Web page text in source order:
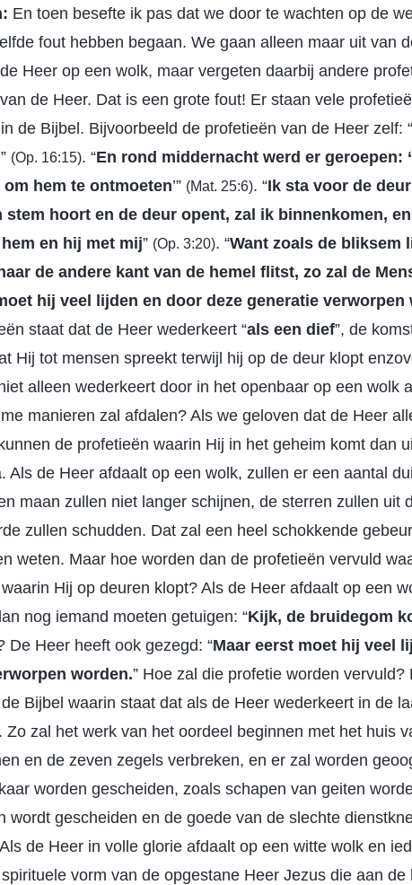
En toen besefte ik pas dat we door te wachten op de
fout hebben begaan. We gaan alleen maar uit van
Heer op een wolk, maar vergeten daarbij andere
de Heer. Dat is een grote fout! Er staan vele
de Bijbel. Bijvoorbeeld de profetieën van de Heer zelf: “
(Op. 16:15). “En rond middernacht werd er geroepen:
hem te ontmoeten’” (Mat. 25:6). “Ik sta voor de
stem hoort en de deur opent, zal ik binnenkomen,
en hij met mij” (Op. 3:20). “Want zoals de bliksem
de andere kant van de hemel flitst, zo zal de
hij veel lijden en door deze generatie verworpen
staat dat de Heer wederkeert “als een dief”, de
Hij tot mensen spreekt terwijl hij op de deur klopt
alleen wederkeert door in het openbaar op een wolk
manieren zal afdalen? Als we geloven dat de Heer
de profetieën waarin Hij in het geheim komt dan
Als de Heer afdaalt op een wolk, zullen er een aantal
maan zullen niet langer schijnen, de sterren zullen uit
zullen schudden. Dat zal een heel schokkende
weten. Maar hoe worden dan de profetieën vervuld
waarin Hij op deuren klopt? Als de Heer afdaalt op een
nog iemand moeten getuigen: “Kijk, de bruidegom
De Heer heeft ook gezegd: “Maar eerst moet hij veel
worden.” Hoe zal die profetie worden
Bijbel waarin staat dat als de Heer wederkeert in de
Zo zal het werk van het oordeel beginnen met het huis
en de zeven zegels verbreken, en er zal worden
worden gescheiden, zoals schapen van geiten
wordt gescheiden en de goede van de slechte
de Heer in volle glorie afdaalt op een witte wolk en
vorm van de opgestane Heer Jezus die aan de